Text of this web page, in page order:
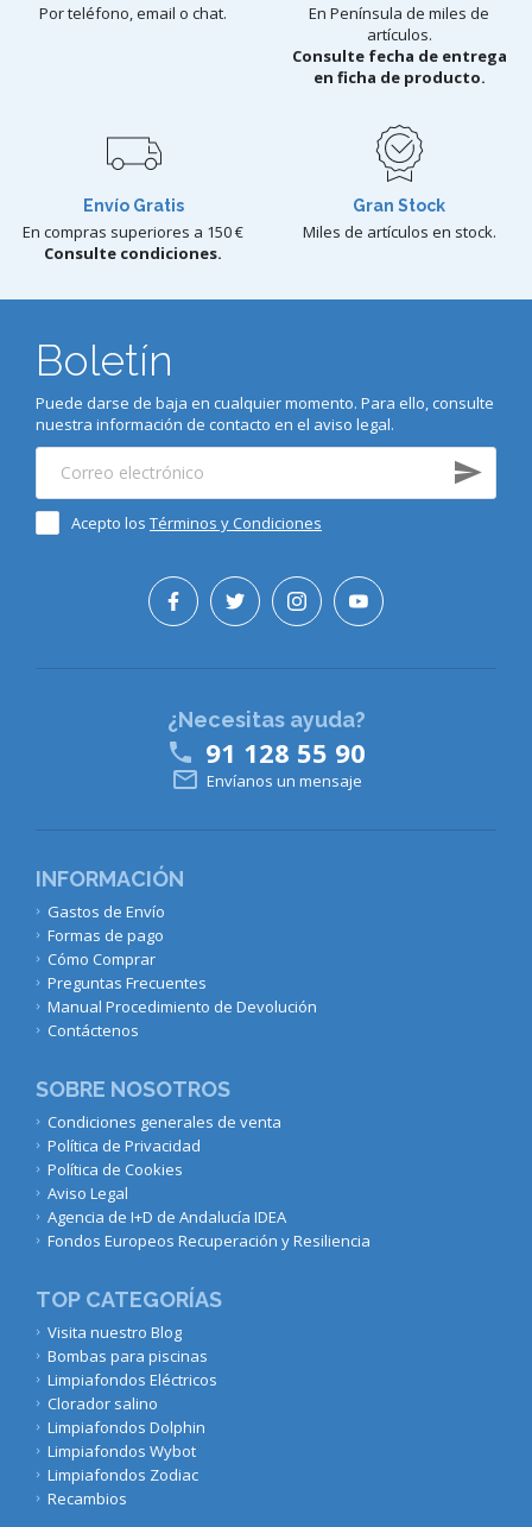
Por teléfono, email o chat.
En Península de miles de
artículos.
Consulte fecha de entrega
en ficha de producto.
Envío Gratis
En compras superiores a 150 €
Consulte condiciones.
Gran Stock
Miles de artículos en stock.
Boletín
Puede darse de baja en cualquier momento. Para ello, consulte
nuestra información de contacto en el aviso legal.
Acepto los Términos y Condiciones
INFORMACIÓN
Gastos de Envío
Formas de pago
Cómo Comprar
Preguntas Frecuentes
Manual Procedimiento de Devolución
Contáctenos
SOBRE NOSOTROS
Condiciones generales de venta
Política de Privacidad
Política de Cookies
Aviso Legal
Agencia de I+D de Andalucía IDEA
Fondos Europeos Recuperación y Resiliencia
TOP CATEGORÍAS
Visita nuestro Blog
Bombas para piscinas
Limpiafondos Eléctricos
Clorador salino
Limpiafondos Dolphin
Limpiafondos Wybot
Limpiafondos Zodiac
Recambios
¿Necesitas ayuda?
 91 128 55 90
 Envíanos un mensaje